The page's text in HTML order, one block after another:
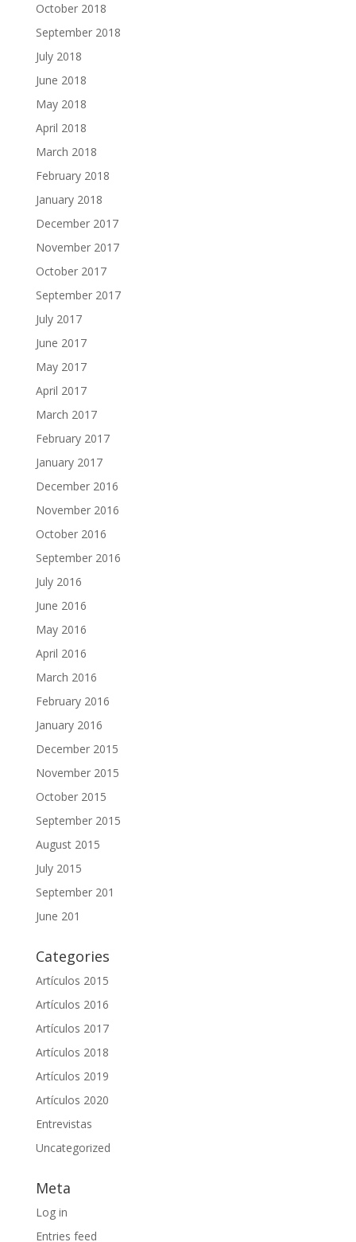
October 2018
September 2018
July 2018
June 2018
May 2018
April 2018
March 2018
February 2018
January 2018
December 2017
November 2017
October 2017
September 2017
July 2017
June 2017
May 2017
April 2017
March 2017
February 2017
January 2017
December 2016
November 2016
October 2016
September 2016
July 2016
June 2016
May 2016
April 2016
March 2016
February 2016
January 2016
December 2015
November 2015
October 2015
September 2015
August 2015
July 2015
September 201
June 201
Categories
Artículos 2015
Artículos 2016
Artículos 2017
Artículos 2018
Artículos 2019
Artículos 2020
Entrevistas
Uncategorized
Meta
Log in
Entries feed